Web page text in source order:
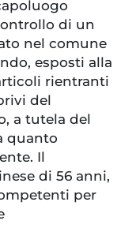
di un
nel comune
esposti alla
rientranti
del
a tutela del
quanto
Il
di 56 anni,
per